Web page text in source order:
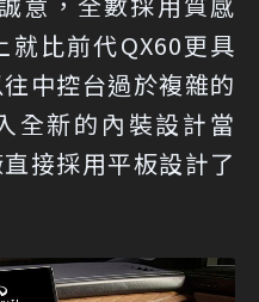
比前代QX60更具
中控台過於複雜的
全新的內裝設計當
接採用平板設計了